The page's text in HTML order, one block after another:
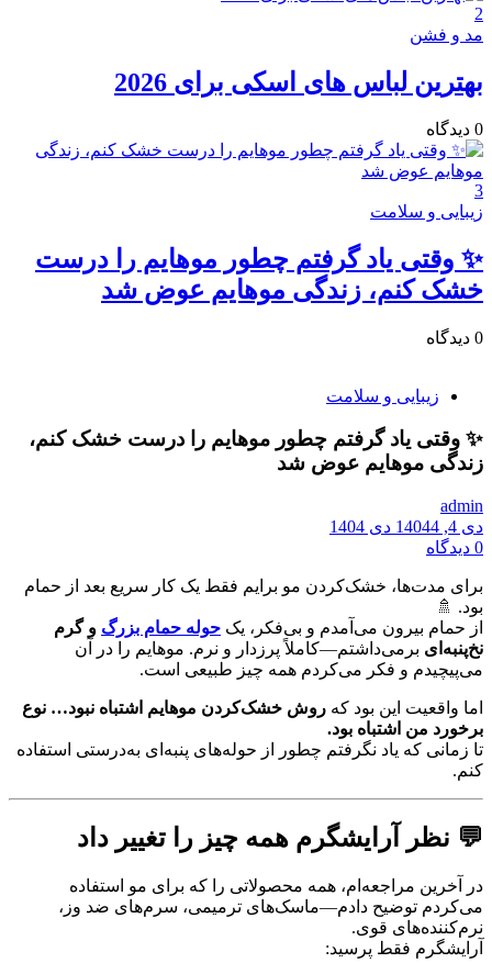
2
مد و فشن
بهترین لباس های اسکی برای 2026
0 دیدگاه‌
3
زیبایی و سلامت
✨ وقتی یاد گرفتم چطور موهایم را درست
خشک کنم، زندگی موهایم عوض شد
0 دیدگاه‌
زیبایی و سلامت
✨ وقتی یاد گرفتم چطور موهایم را درست خشک کنم،
زندگی موهایم عوض شد
admin
دی 4, 1404
4 دی 1404
0 دیدگاه
برای مدت‌ها، خشک‌کردن مو برایم فقط یک کار سریع بعد از حمام
بود. 🚿
از حمام بیرون می‌آمدم و بی‌فکر، یک حوله حمام بزرگ و گرم
نخ‌پنبه‌ای برمی‌داشتم—کاملاً پرزدار و نرم. موهایم را در آن
می‌پیچیدم و فکر می‌کردم همه چیز طبیعی است.
اما واقعیت این بود که روش خشک‌کردن موهایم اشتباه نبود… نوع
برخورد من اشتباه بود.
تا زمانی که یاد نگرفتم چطور از حوله‌های پنبه‌ای به‌درستی استفاده
کنم.
💬 نظر آرایشگرم همه چیز را تغییر داد
در آخرین مراجعه‌ام، همه محصولاتی را که برای مو استفاده
می‌کردم توضیح دادم—ماسک‌های ترمیمی، سرم‌های ضد وز،
نرم‌کننده‌های قوی.
آرایشگرم فقط پرسید: